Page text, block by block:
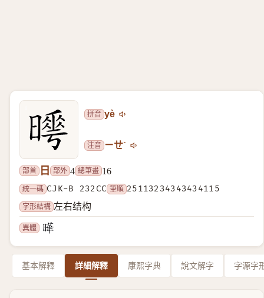
拼音 yè
注音 ㄧㄝˋ
部首 日 部外 4 總筆畫 16
統一碼 CJK-B 232CC 筆順 25113234343434115
字形結構 左右结构
異體
基本解釋 詳細解釋 康熙字典 說文解字 字源字